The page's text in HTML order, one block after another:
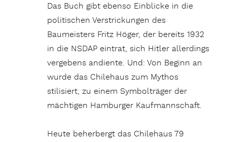
Das Buch gibt ebenso Einblicke in die
politischen Verstrickungen des
Baumeisters Fritz Höger, der bereits 1932
in die NSDAP eintrat, sich Hitler allerdings
vergebens andiente. Und: Von Beginn an
wurde das Chilehaus zum Mythos
stilisiert, zu einem Symbolträger der
mächtigen Hamburger Kaufmannschaft.
Heute beherbergt das Chilehaus 79